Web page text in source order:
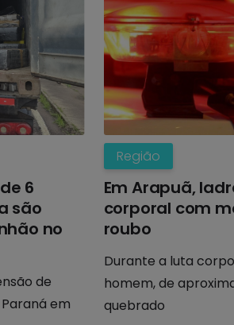
6
são
no
de
em
Região
Em Arapuã,
corporal com
roubo
Durante a luta
homem, de
quebrado